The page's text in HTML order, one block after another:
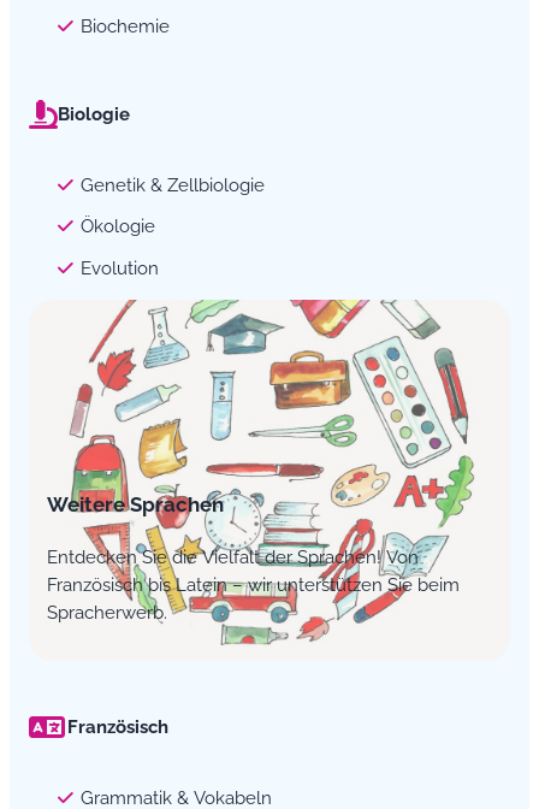
Biochemie
Biologie
Genetik & Zellbiologie
Ökologie
Evolution
Weitere Sprachen
Entdecken Sie die Vielfalt der Sprachen! Von
Französisch bis Latein – wir unterstützen Sie beim
Spracherwerb.
Französisch
Grammatik & Vokabeln